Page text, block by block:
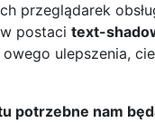
przeglądarek
postaci text-
owego ulepszenia,
potrzebne nam